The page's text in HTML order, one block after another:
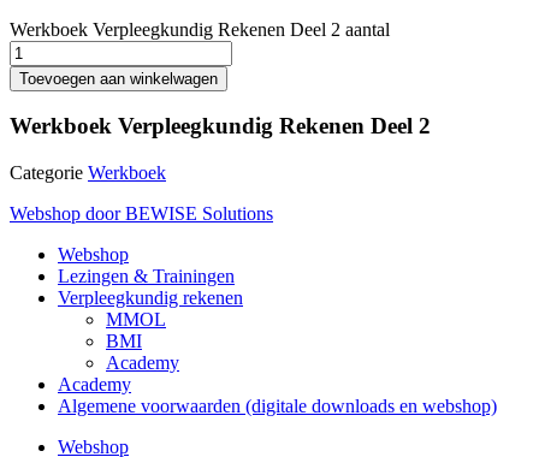
Werkboek Verpleegkundig Rekenen Deel 2 aantal
Toevoegen aan winkelwagen
Werkboek Verpleegkundig Rekenen Deel 2
Categorie Werkboek
Webshop door BEWISE Solutions
Webshop
Lezingen & Trainingen
Verpleegkundig rekenen
MMOL
BMI
Academy
Academy
Algemene voorwaarden (digitale downloads en webshop)
Webshop